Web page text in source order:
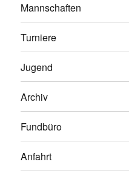
Mannschaften
Turniere
Jugend
Archiv
Fundbüro
Anfahrt